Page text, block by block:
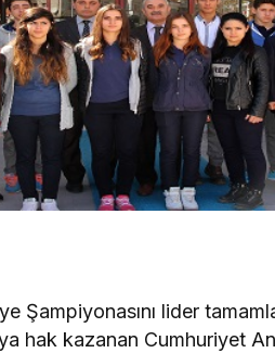
Şampiyonasını lider
hak kazanan Cumhuriyet